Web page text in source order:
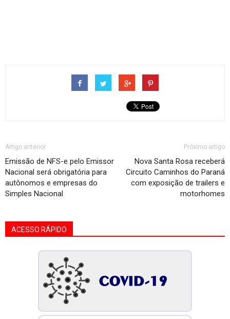
Artigo anterior
Emissão de NFS-e pelo Emissor
Nacional será obrigatória para
autônomos e empresas do
Simples Nacional
Próximo artigo
Nova Santa Rosa receberá
Circuito Caminhos do Paraná
com exposição de trailers e
motorhomes
ACESSO RÁPIDO